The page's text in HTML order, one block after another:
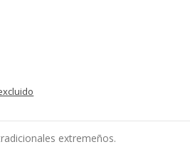
extremeños.